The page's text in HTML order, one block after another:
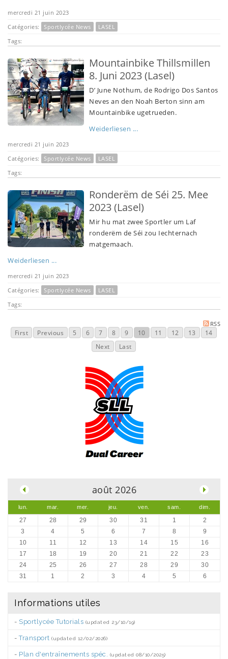
mercredi 21 juin 2023
Catégories:
Sportlycée News
LASEL
Tags:
Mountainbike Thillsmillen
8. Juni 2023 (Lasel)
D’ June Nothum, de Rodrigo Dos Santos
Neves an den Noah Berton sinn am
Mountainbike ugetrueden.
Weiderliesen ...
mercredi 21 juin 2023
Catégories:
Sportlycée News
LASEL
Tags:
Ronderëm de Séi 25. Mee
2023 (Lasel)
Mir hu mat zwee Sportler um Laf
ronderëm de Séi zou Iechternach
matgemaach.
Weiderliesen ...
mercredi 21 juin 2023
Catégories:
Sportlycée News
LASEL
Tags:
RSS
First Previous 5 6 7 8 9 10 11 12 13
14
Next
Last
août 2026
lun. mar. mer. jeu. ven. sam. dim.
27 28 29 30 31 1
2
3
4 5 6 7 8
9
10
11 12 13 14 15
16
17
18 19 20 21 22
23
24
25 26 27 28 29
30
31
1 2 3 4 5 6
Informations utiles
- Sportlycée Tutorials (updated 23/10/19)
-Transport (updated 12/02/2026)
- Plan d'entraînements spéc. (updated 08/10/2025)